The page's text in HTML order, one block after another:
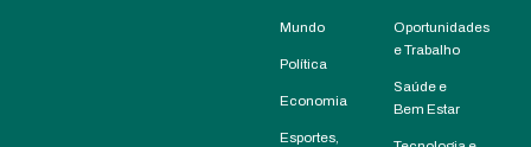
Mundo
Política
Economia
Esportes,
Oportunidades
e Trabalho
Saúde e
Bem Estar